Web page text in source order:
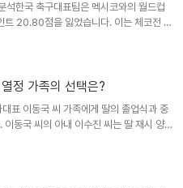
석한국 축구대표팀은 멕시코와의 월드컵
20.80점을 잃었습니다. 이는 체코전 승
세가 대부분 사라졌음을 의미합니다. 이
매우 큽니다. 승리 시 수십 점이 오르지
어 4위로 밀려났습니다. ..
정 가족의 선택은?
표 이동국 씨 가족에게 딸의 졸업식과 중
동국 씨의 아내 이수진 씨는 딸 재시 양의
습니다. 하지만 이동국 씨는 축구 경기를